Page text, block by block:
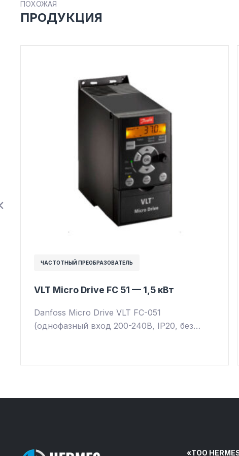
ПОХОЖАЯ
ПРОДУКЦИЯ
ЧАСТОТНЫЙ ПРЕОБРАЗОВАТЕЛЬ
VLT Micro Drive FC 51 — 1,5 кВт
Danfoss Micro Drive VLT FC-051
(однофазный вход 200-240В, IP20, без…
«ТОО